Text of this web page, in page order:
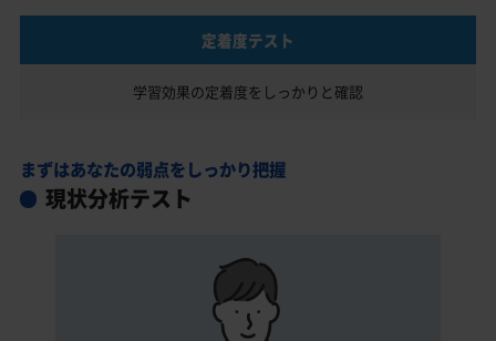
定着度テスト
学習効果の定着度を しっかりと確認
まずはあなたの弱点をしっかり把握
現状分析テスト